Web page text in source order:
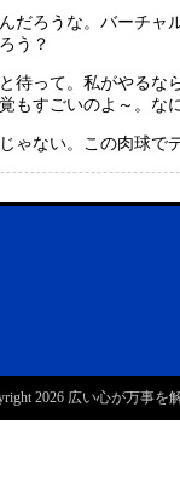
だろうな。バーチャ
う？
待って。私がやるな
もすごいのよ～。な
ゃない。この肉球で
2026 広い心が万事を